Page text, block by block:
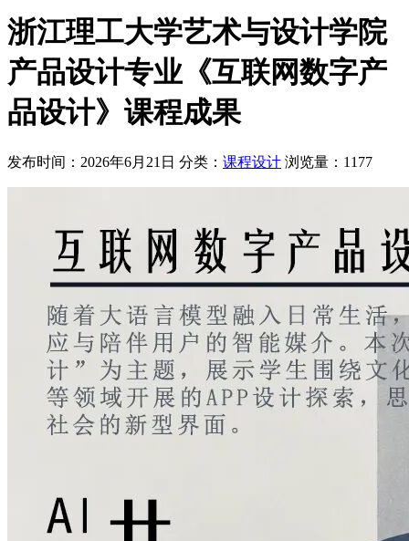
浙江理工大学艺术与设计学院
产品设计专业《互联网数字产
品设计》课程成果
发布时间：2026年6月21日 分类： 课程设计 浏览量：1177